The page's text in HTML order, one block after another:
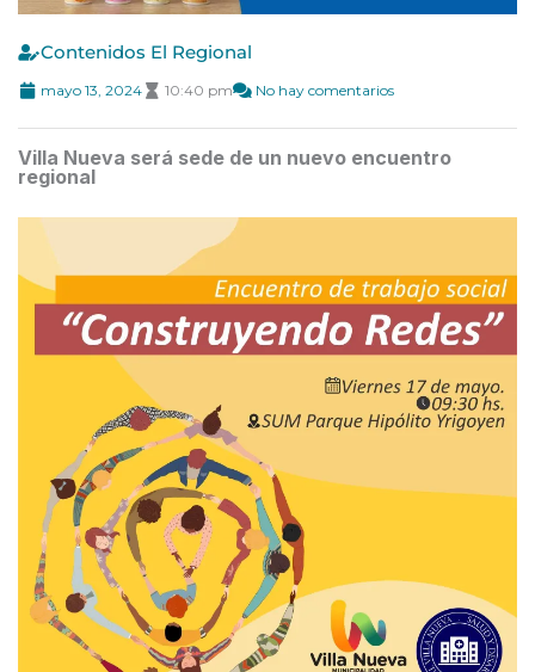
Contenidos El Regional
mayo 13, 2024 10:40 pm No hay comentarios
Villa Nueva será sede de un nuevo encuentro
regional